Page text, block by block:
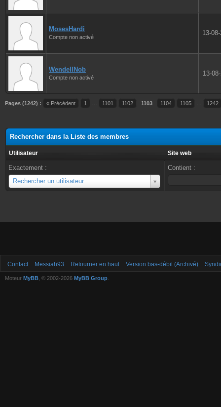
MosesHardi
Compte non activé
13-
WendellNob
Compte non activé
13-
Pages (1242) : « Précédent 1 1101 1102 1103 1104 1105 1242
Rechercher dans la Liste des membres
Utilisateur Site web
Exactement :
Rechercher un utilisateur
Utilisateur
Contient :
Contact Messiah93 Retourner en haut Version bas-débit (Archivé)
Moteur MyBB , © 2002-2026 MyBB Group